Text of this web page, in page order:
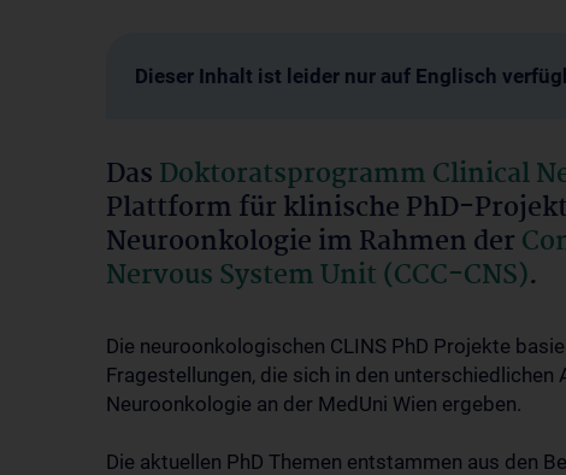
Dieser Inhalt ist leider nur auf Englisch
DasDoktoratsprogramm Clinical
Plattform für klinische PhD-
Neuroonkologie im Rahmen der
Nervous System Unit (CCC-CNS).
Die neuroonkologischen CLINS PhD Projekte
Fragestellungen, die sich in den
Neuroonkologie an der MedUni Wien ergeben.
Die aktuellen PhD Themen entstammen aus den